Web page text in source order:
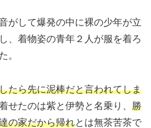
がして爆発の中に裸の少年が立
、着物姿の青年２人が服を着ろ
。
たら先に泥棒だと言われてしま
せたのは紫と伊勢と名乗り、 勝
の家だから帰れとは無茶苦茶で